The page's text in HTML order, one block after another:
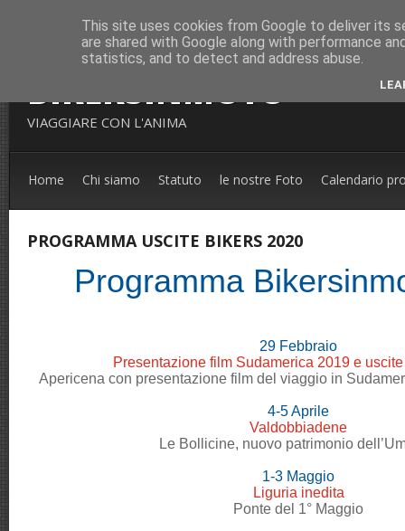
BIKERSINMOTO
VIAGGIARE CON L'ANIMA
Home Chi siamo Statuto le nostre Foto Calendario
PROGRAMMA USCITE BIKERS 2020
Programma
29 Febbraio
Presentazione film Sudamerica 2019 e
Apericena con presentazione film del viaggio in
4-5 Aprile
Valdobbiadene
Le Bollicine, nuovo patrimonio
1-3 Maggio
Liguria inedita
Ponte del 1° Maggio
This site uses cookies from Google to deliver its
are shared with Google along with performance
statistics, and to detect and address abuse.